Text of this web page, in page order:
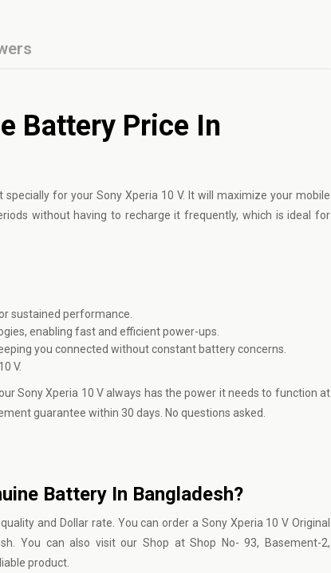
Battery Price In
for your Sony Xperia 10 V. It will maximize your mobile
without having to recharge it frequently, which is ideal for
sustained performance.
enabling fast and efficient power-ups.
you connected without constant battery concerns.
V.
Sony Xperia 10 V always has the power it needs to function at
guarantee within 30 days. No questions asked.
Battery In Bangladesh?
and Dollar rate. You can order a Sony Xperia 10 V Original
You can also visit our Shop at Shop No- 93, Basement-2,
product.